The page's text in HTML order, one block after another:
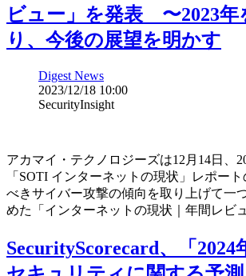
ビュー」を発表 〜2023年
り、今後の展望を明かす
Digest News
2023/12/18 10:00
SecurityInsight
アカマイ・テクノロジーズは12月14日、
「SOTI インターネットの現状」レポー
べきサイバー攻撃の傾向を取り上げて一
めた「インターネットの現状｜年間レビ
SecurityScorecard、「2024